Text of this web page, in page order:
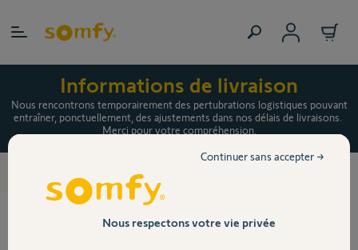
Informations de livraison
Nous rencontrons temporairement des pertubrations logistiques pouvant
entraîner, ponctuellement, des ajustements dans nos délais de livraisons.
Merci pour votre compréhension.
Motorisations radio
Personnaliser Kit de motorisation
radio io pour volet roulant RMS
1700 avec TaHoma switch et
capteur d'ensoleillement et
température
Nous respectons votre vie privée
Continuer sans accepter →